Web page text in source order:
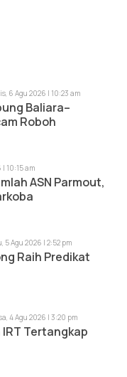
6 Agu 2026 | 10:23 am
Baliara–
Roboh
10:15 am
ASN Parmout,
5 Agu 2026 | 2:52 pm
Raih Predikat
4 Agu 2026 | 3:20 pm
IRT Tertangkap